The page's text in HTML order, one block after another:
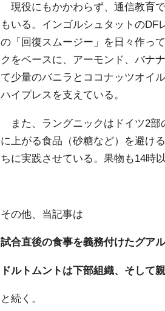
現役にもかかわらず、通信教育
もいる。インゴルシュタットの
の「回復スムージー」を日々作っ
クをベースに、アーモンド、バナ
て少量のバニラとココナッツオイ
ハイプレスを支えている。
また、ラングニックはドイツ2部
に上がる食品（砂糖など）を避け
ちに実践させている。果物も14時
その他、当記事は
試合直後の食事を義務付けたグア
ドルトムントは下部組織、そして親
と続く。